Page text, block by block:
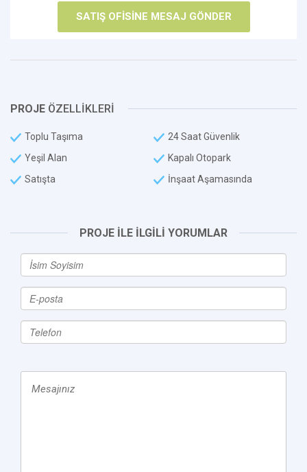
PROJE ÖZELLİKLERİ
Toplu Taşıma
24 Saat Güvenlik
Yeşil Alan
Kapalı Otopark
Satışta
İnşaat Aşamasında
PROJE İLE İLGİLİ YORUMLAR